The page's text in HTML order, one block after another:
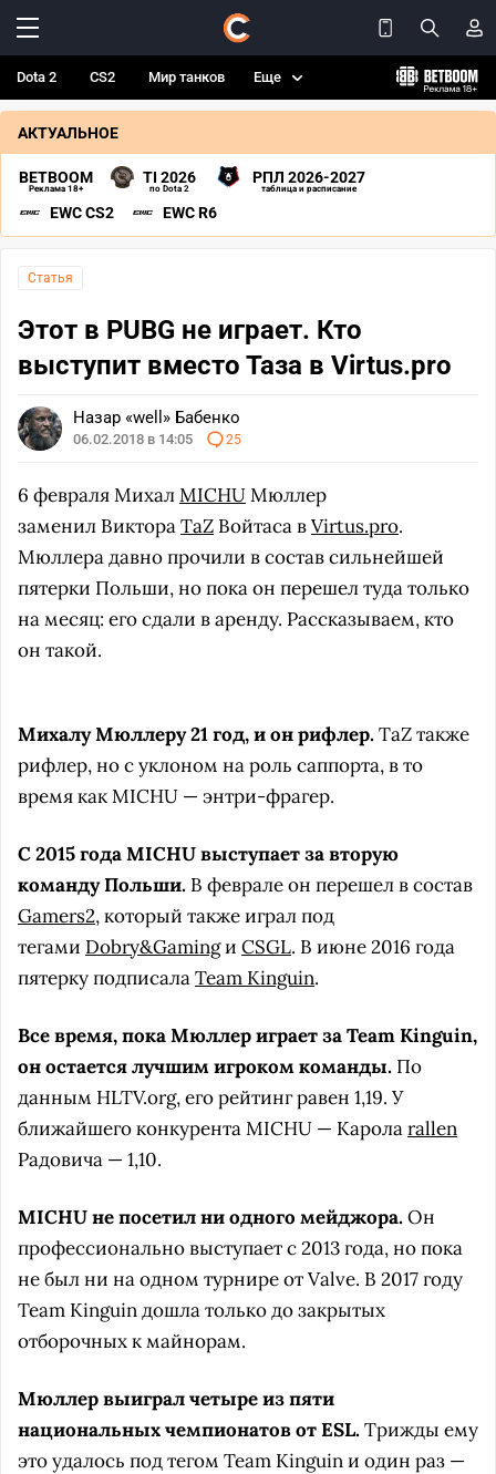
Dota 2 CS2 Мир танков Еще
АКТУАЛЬНОЕ
BETBOOM
Реклама 18+
TI 2026
по Dota 2
РПЛ 2026-2027
таблица и расписание
EWC CS2 EWC R6
Статья
Этот в PUBG не играет. Кто
выступит вместо Таза в Virtus.pro
Назар «well» Бабенко
06.02.2018 в 14:05 25
6 февраля МихалMICHUМюллер
заменил ВиктораTaZ Войтаса вVirtus.pro.
Мюллера давно прочили в состав сильнейшей
пятерки Польши, но пока он перешел туда только
на месяц: его сдали в аренду. Рассказываем, кто
он такой.
Михалу Мюллеру 21 год, и он рифлер.TaZ также
рифлер, но с уклоном на роль саппорта, в то
время как MICHU — энтри-фрагер.
С 2015 года MICHU выступает за вторую
команду Польши. В феврале он перешел в состав
Gamers2, который также играл под
тегами Dobry&Gamingи CSGL. В июне 2016 года
пятерку подписалаTeam Kinguin.
Все время, пока Мюллер играет за Team Kinguin,
он остается лучшим игроком команды. По
данным HLTV.org, его рейтинг равен 1,19. У
ближайшего конкурента MICHU — Каролаrallen
Радовича — 1,10.
MICHU не посетил ни одного мейджора.Он
профессионально выступает с 2013 года, но пока
не был ни на одном турнире от Valve. В 2017 году
Team Kinguin дошла только до закрытых
отборочных к майнорам.
Мюллер выиграл четыре из пяти
национальных чемпионатов от ESL.Трижды ему
это удалось под тегом Team Kinguin и один раз —